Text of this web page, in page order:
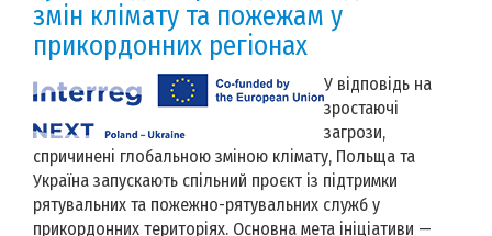
змін клімату та пожежам у
прикордонних регіонах
У відповідь на
зростаючі
загрози,
спричинені глобальною зміною клімату, Польща та
Україна запускають спільний проєкт із підтримки
рятувальних та пожежно-рятувальних служб у
прикордонних територіях. Основна мета ініціативи —